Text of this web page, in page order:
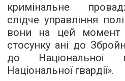
кримінальне
слідче управління
вони на цей
стосунку ані до
до Національної
Національної гвардії».